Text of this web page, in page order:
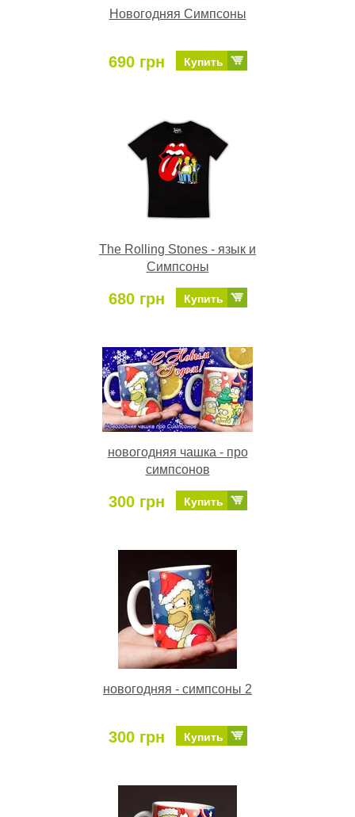
Новогодняя Симпсоны
690 грн Купить
The Rolling Stones - язык и
Симпсоны
680 грн Купить
новогодняя чашка - про
симпсонов
300 грн Купить
новогодняя - симпсоны 2
300 грн Купить